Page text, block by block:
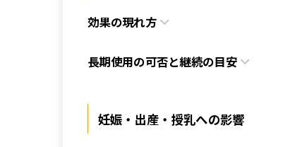
効果の現れ方
長期使用の可否と継続の目安
妊娠・出産・授乳への影響